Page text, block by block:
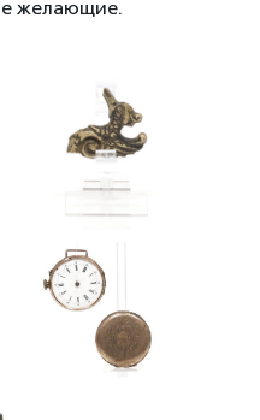
желающие.